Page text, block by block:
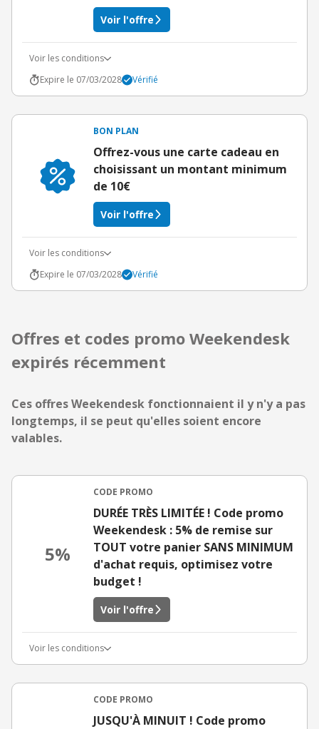
Voir l'offre
Voir les conditions
Expire le 07/03/2028
Vérifié
BON PLAN
Offrez-vous une carte cadeau en
choisissant un montant minimum
de 10€
Voir l'offre
Voir les conditions
Expire le 07/03/2028
Vérifié
Offres et codes promo Weekendesk
expirés récemment
Ces offres Weekendesk fonctionnaient il y n'y a pas
longtemps, il se peut qu'elles soient encore
valables.
5%
CODE PROMO
DURÉE TRÈS LIMITÉE ! Code promo
Weekendesk : 5% de remise sur
TOUT votre panier SANS MINIMUM
d'achat requis, optimisez votre
budget !
Voir l'offre
Voir les conditions
CODE PROMO
JUSQU'À MINUIT ! Code promo